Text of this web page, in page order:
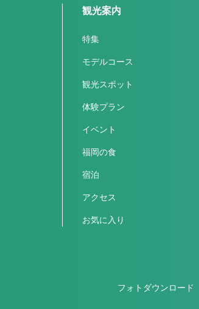
観光案内
特集
モデルコース
観光スポット
体験プラン
イベント
福岡の食
宿泊
アクセス
お気に入り
フォトダウンロード